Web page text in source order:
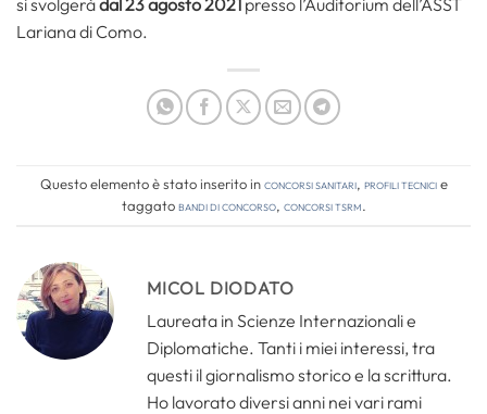
Lariana di Como.
Questo elemento è stato inserito inConcorsi Sanitari, Profili tecnicie
taggatobandi di concorso, concorsi tsrm.
MICOL DIODATO
Laureata in Scienze Internazionali e
Diplomatiche. Tanti i miei interessi, tra
questi il giornalismo storico e la scrittura.
Ho lavorato diversi anni nei vari rami